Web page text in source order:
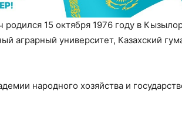
15 октября 1976 году в
аграрный университет, Казахский
народного хозяйства и